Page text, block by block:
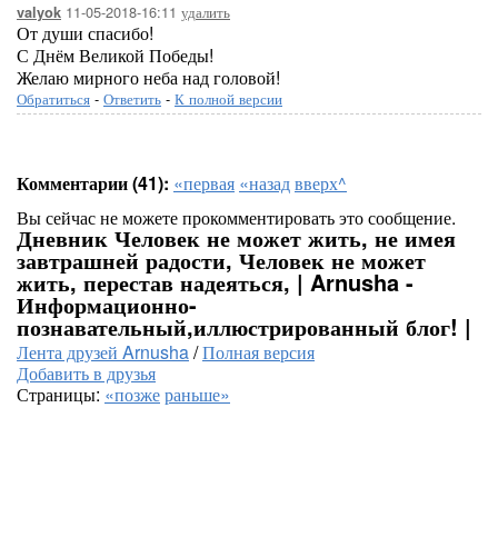
valyok 11-05-2018-16:11 удалить
От души спасибо!
С Днём Великой Победы!
Желаю мирного неба над головой!
Обратиться - Ответить - К полной версии
Комментарии (41): «первая «назадвверх^
Вы сейчас не можете прокомментировать это сообщение.
Дневник Человек не может жить, не имея
завтрашней радости, Человек не может
жить, перестав надеяться, | Arnusha -
Информационно-
познавательный,иллюстрированный блог! |
Лента друзей Arnusha/Полная версия
Добавить в друзья
Страницы: «позжераньше»